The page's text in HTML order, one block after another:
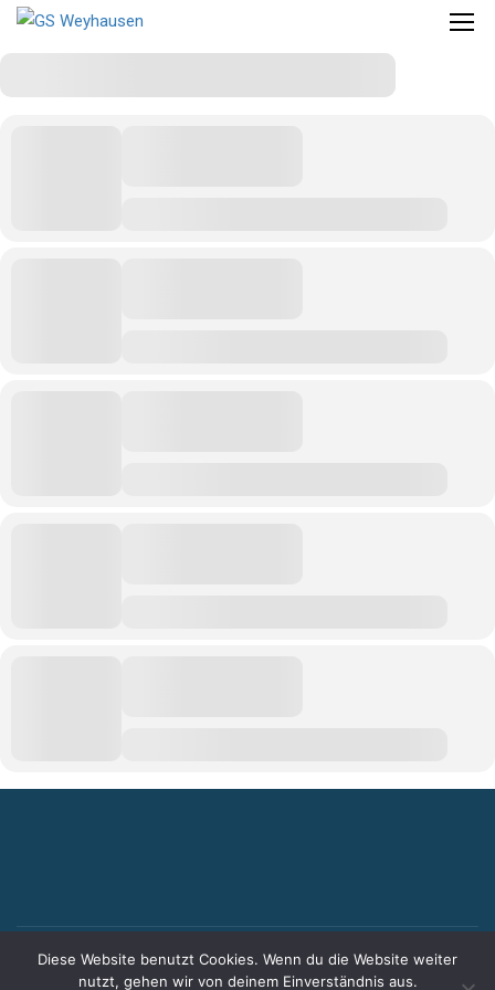
© 2023 Grundschule Weyhausen |Impressum |
Diese Website benutzt Cookies. Wenn du die Website weiter
nutzt, gehen wir von deinem Einverständnis aus.